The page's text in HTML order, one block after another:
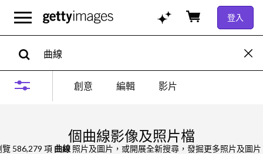
登入
創意 編輯 影片
個曲線影像及照片檔
覽 586,279 項 曲線照片及圖片，或開展全新搜尋，發掘更多照片及圖片